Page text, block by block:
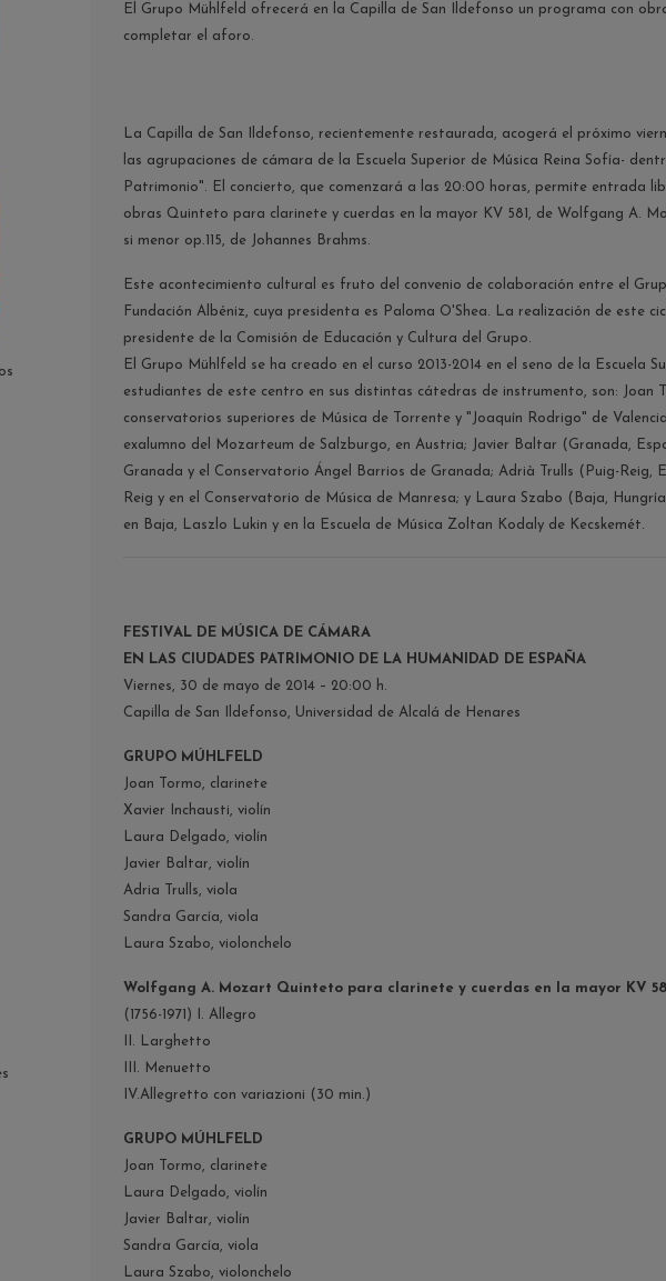
El Grupo Mühlfeld ofrecerá en la Capilla de San Ildefonso un programa con
completar el aforo.
La Capilla de San Ildefonso, recientemente restaurada, acogerá el próximo
las agrupaciones de cámara de la Escuela Superior de Música Reina Sofía-
Patrimonio". El concierto, que comenzará a las 20:00 horas, permite entrada
obras Quinteto para clarinete y cuerdas en la mayor KV 581, de Wolfgang A.
si menor op.115, de Johannes Brahms.
Este acontecimiento cultural es fruto del convenio de colaboración entre el
Fundación Albéniz, cuya presidenta es Paloma O'Shea. La realización de este
presidente de la Comisión de Educación y Cultura del Grupo.
El Grupo Mühlfeld se ha creado en el curso 2013-2014 en el seno de la Escuela
estudiantes de este centro en sus distintas cátedras de instrumento, son: Joan
conservatorios superiores de Música de Torrente y "Joaquín Rodrigo" de
exalumno del Mozarteum de Salzburgo, en Austria; Javier Baltar (Granada,
Granada y el Conservatorio Ángel Barrios de Granada; Adrià Trulls (Puig-Reig,
Reig y en el Conservatorio de Música de Manresa; y Laura Szabo (Baja,
en Baja, Laszlo Lukin y en la Escuela de Música Zoltan Kodaly de Kecskemét.
FESTIVAL DE MÚSICA DE CÁMARA
EN LAS CIUDADES PATRIMONIO DE LA HUMANIDAD DE ESPAÑA
Viernes, 30 de mayo de 2014 – 20:00 h.
Capilla de San Ildefonso, Universidad de Alcalá de Henares
GRUPO MÚHLFELD
Joan Tormo, clarinete
Xavier Inchausti, violín
Laura Delgado, violín
Javier Baltar, violín
Adria Trulls, viola
Sandra García, viola
Laura Szabo, violonchelo
Wolfgang A. Mozart Quinteto para clarinete y cuerdas en la mayor KV
(1756-1971) I. Allegro
II. Larghetto
III. Menuetto
IV.Allegretto con variazioni (30 min.)
GRUPO MÚHLFELD
Joan Tormo, clarinete
Laura Delgado, violín
Javier Baltar, violín
Sandra García, viola
Laura Szabo, violonchelo